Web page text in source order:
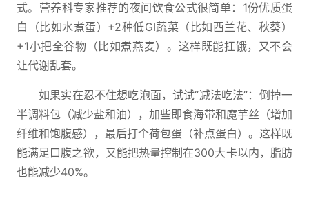
式。营养科专家推荐的夜间饮食公式很简单：1份优质蛋
白（比如水煮蛋）+2种低GI蔬菜（比如西兰花、秋葵）
+1小把全谷物（比如煮燕麦）。这样既能扛饿，又不会
让代谢乱套。
如果实在忍不住想吃泡面，试试“减法吃法”：倒掉一
半调料包（减少盐和油），加些即食海带和魔芋丝（增加
纤维和饱腹感），最后打个荷包蛋（补点蛋白）。这样既
能满足口腹之欲，又能把热量控制在300大卡以内，脂肪
也能减少40%。